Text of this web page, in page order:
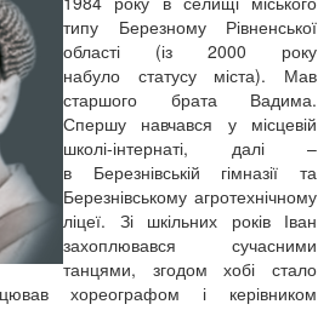
типу Березному Рівненської
області (із 2000 року
набуло статусу міста). Мав
старшого брата Вадима.
Спершу навчався у місцевій
школі-інтернаті, далі –
в Березнівській гімназії та
Березнівському агротехнічному
ліцеї. Зі шкільних років Іван
захоплювався сучасними
танцями, згодом хобі стало
хореографом і керівником